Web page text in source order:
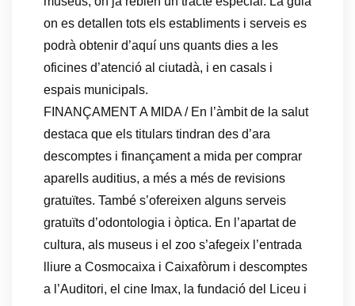
on es detallen tots els establiments i serveis es
podrà obtenir d’aquí uns quants dies a les
oficines d’atenció al ciutadà, i en casals i
espais municipals.
FINANÇAMENT A MIDA / En l’àmbit de la salut
destaca que els titulars tindran des d’ara
descomptes i finançament a mida per comprar
aparells auditius, a més a més de revisions
gratuïtes. També s’ofereixen alguns serveis
gratuïts d’odontologia i òptica. En l’apartat de
cultura, als museus i el zoo s’afegeix l’entrada
lliure a Cosmocaixa i Caixafòrum i descomptes
a l’Auditori, el cine Imax, la fundació del Liceu i